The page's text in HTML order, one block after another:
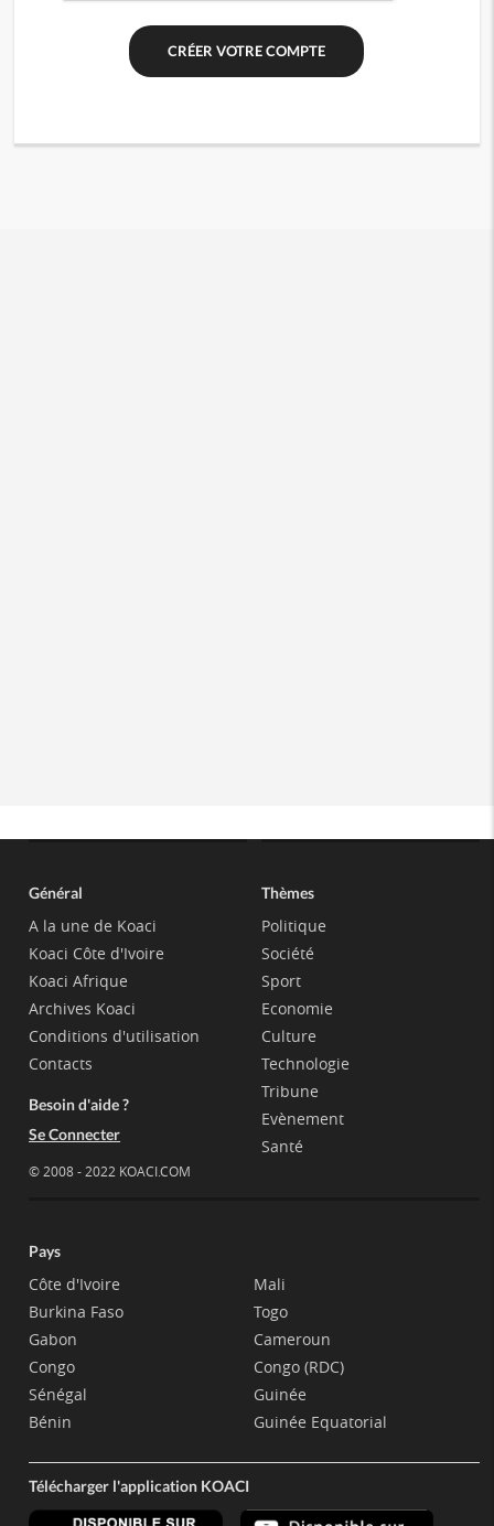
Général
A la une de Koaci
Koaci Côte d'Ivoire
Koaci Afrique
Archives Koaci
Conditions d'utilisation
Contacts
Besoin d'aide ?
Se Connecter
© 2008 - 2022 KOACI.COM
Thèmes
Politique
Société
Sport
Economie
Culture
Technologie
Tribune
Evènement
Santé
Pays
Côte d'Ivoire
Burkina Faso
Gabon
Congo
Sénégal
Bénin
Mali
Togo
Cameroun
Congo (RDC)
Guinée
Guinée Equatorial
Télécharger l'application KOACI